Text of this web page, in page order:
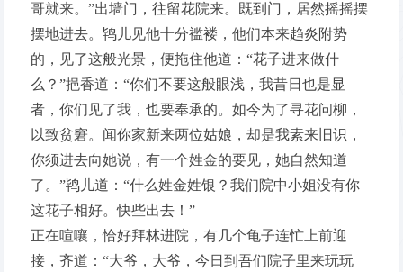
哥就来。”出墙门，往留花院来。既到门，居然摇摇摆
摆地进去。鸨儿见他十分褴褛，他们本来趋炎附势
的，见了这般光景，便拖住他道：“花子进来做什
么？”挹香道：“你们不要这般眼浅，我昔日也是显
者，你们见了我，也要奉承的。如今为了寻花问柳，
以致贫窘。闻你家新来两位姑娘，却是我素来旧识，
你须进去向她说，有一个姓金的要见，她自然知道
了。”鸨儿道：“什么姓金姓银？我们院中小姐没有你
这花子相好。快些出去！”
正在喧嚷，恰好拜林进院，有几个龟子连忙上前迎
接，齐道：“大爷，大爷，今日到吾们院子里来玩玩